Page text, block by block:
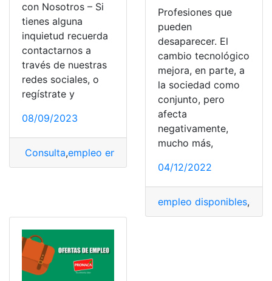
con Nosotros – Si
tienes alguna
inquietud recuerda
contactarnos a
través de nuestras
redes sociales, o
regístrate y
08/09/2023
Consulta,empleo en Pronaca
Profesiones que
pueden
desaparecer. El
cambio tecnológico
mejora, en parte, a
la sociedad como
conjunto, pero
afecta
negativamente,
mucho más,
04/12/2022
empleo disponibles,